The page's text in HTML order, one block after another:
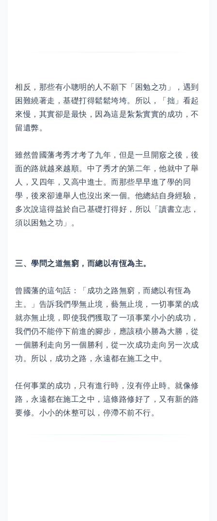
相反，那些有小聰明的人不願下「困勉之功」，遇到
困難繞著走，基礎打得鬆鬆垮垮。所以，「拙」看起
來慢，其實卻是最快，因為這是紮紮實實的成功，不
留遺弊。
雖然曾國藩考秀才考了九年，但是一旦開竅之後，後
面的路就越來越順。中了秀才的第二年，他就中了舉
人，又四年，又高中進士。而那些早早進了學的同
學，後來卻連舉人也沒出來一個。他總結自身經驗，
多次說這得益於自己基礎打得好，所以「讀書立志，
須以困勉之功」。
三、學問之道無窮，而總以有恆為主。
曾國藩的這句話：「成功之路無窮，而總以有恆為
主。」告訴我們學無止境，藝無止境，一切事業的成
就亦無止境，即使我們獲取了一項事業小小的成功，
我們仍不能停下前進的腳步，應該積小勝為大勝，從
一個勝利走向另一個勝利，從一次成功走向另一次成
功。所以，成功之路，永遠都在施工之中。
任何事業的成功，只有進行時，沒有停止時。就像修
路，永遠都在施工之中，這條路修好了，又有新的路
要修。小小的休整可以，停滯不前不行。